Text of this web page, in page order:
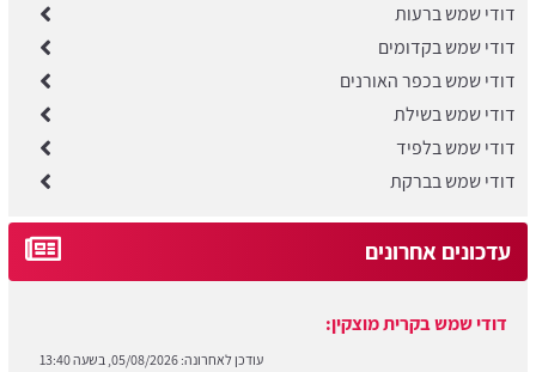
דודי שמש ברעות
דודי שמש בקדומים
דודי שמש בכפר האורנים
דודי שמש בשילת
דודי שמש בלפיד
דודי שמש בברקת
עדכונים אחרונים
דודי שמש בקרית מוצקין: